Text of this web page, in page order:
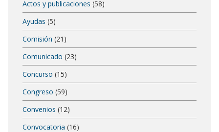
Actos y publicaciones (58)
Ayudas (5)
Comisión (21)
Comunicado (23)
Concurso (15)
Congreso (59)
Convenios (12)
Convocatoria (16)